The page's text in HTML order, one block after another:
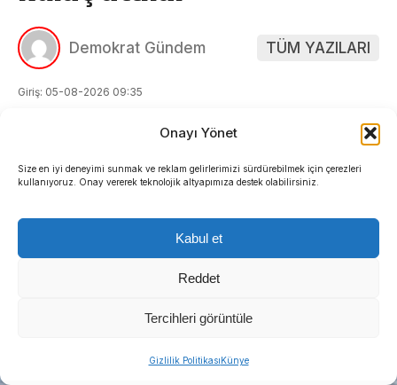
Onayı Yönet
Size en iyi deneyimi sunmak ve reklam gelirlerimizi sürdürebilmek için çerezleri
kullanıyoruz. Onay vererek teknolojik altyapımıza destek olabilirsiniz.
Kabul et
Reddet
Tercihleri görüntüle
Gizlilik PolitikasıKünye
Demokrat Gündem TÜM YAZILARI
Giriş: 05-08-2026 09:35
Hak Temelli Haber Yerel Yönetimler